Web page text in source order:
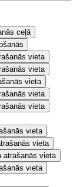
ceļā
vieta
vieta
vieta
vieta
vieta
vieta
vieta
atrašanās vieta
vieta